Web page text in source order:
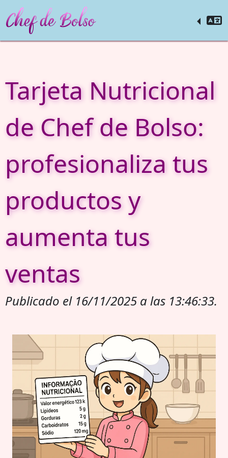
Tarjeta Nutricional
de Chef de Bolso:
profesionaliza tus
productos y
aumenta tus
ventas
Publicado el 16/11/2025 a las 13:46:33.